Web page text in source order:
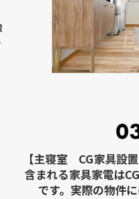
【主寝室 CG家具設
含まれる家具家電は
です。実際の物件